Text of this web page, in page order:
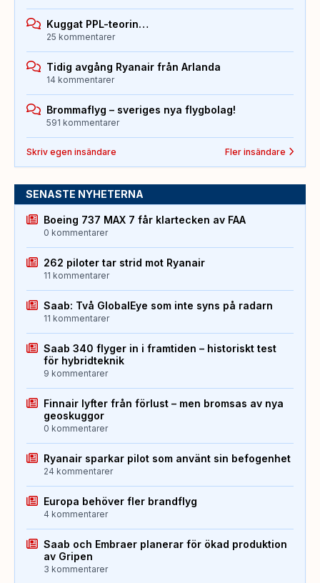
Kuggat PPL-teorin…
25 kommentarer
Tidig avgång Ryanair från Arlanda
14 kommentarer
Brommaflyg – sveriges nya flygbolag!
591 kommentarer
Skriv egen insändare Fler insändare
SENASTE NYHETERNA
Boeing 737 MAX 7 får klartecken av FAA
0 kommentarer
262 piloter tar strid mot Ryanair
11 kommentarer
Saab: Två GlobalEye som inte syns på radarn
11 kommentarer
Saab 340 flyger in i framtiden – historiskt test
för hybridteknik
9 kommentarer
Finnair lyfter från förlust – men bromsas av nya
geoskuggor
0 kommentarer
Ryanair sparkar pilot som använt sin befogenhet
24 kommentarer
Europa behöver fler brandflyg
4 kommentarer
Saab och Embraer planerar för ökad produktion
av Gripen
3 kommentarer